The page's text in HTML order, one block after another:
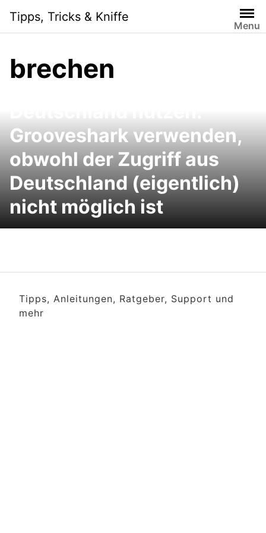
content
Tipps, Tricks & Kniffe
Menu
brechen
Grooveshark verwenden,
obwohl der Zugriff aus
Deutschland (eigentlich)
nicht möglich ist
Tipps, Anleitungen, Ratgeber, Support und
mehr